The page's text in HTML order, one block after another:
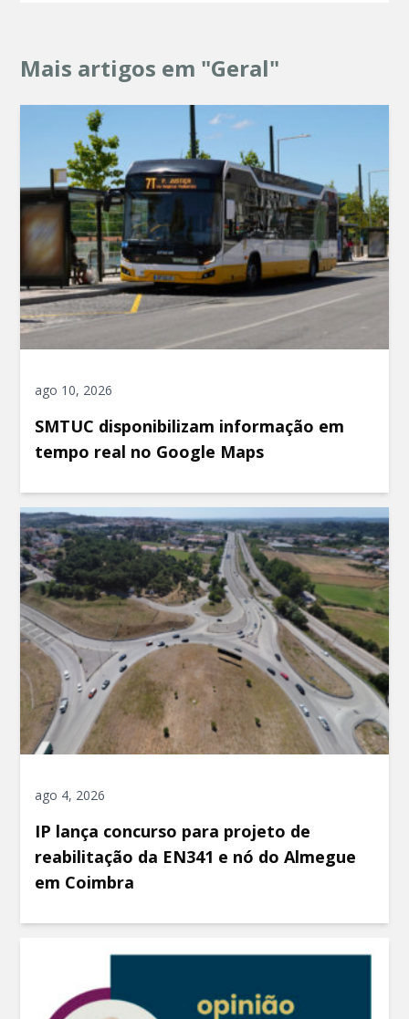
Mais artigos em "Geral"
ago 10, 2026
SMTUC disponibilizam informação em
tempo real no Google Maps
ago 4, 2026
IP lança concurso para projeto de
reabilitação da EN341 e nó do Almegue
em Coimbra